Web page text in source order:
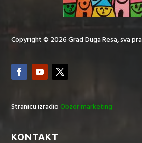
Copyright © 2026 Grad Duga Resa, sva
Stranicu izradioObzor marketing
KONTAKT